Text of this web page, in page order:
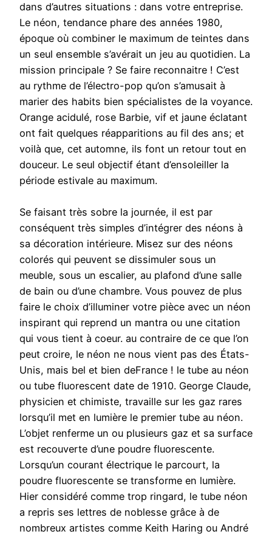
dans d’autres situations : dans votre entreprise.
Le néon, tendance phare des années 1980,
époque où combiner le maximum de teintes dans
un seul ensemble s’avérait un jeu au quotidien. La
mission principale ? Se faire reconnaitre ! C’est
au rythme de l’électro-pop qu’on s’amusait à
marier des habits bien spécialistes de la voyance.
Orange acidulé, rose Barbie, vif et jaune éclatant
ont fait quelques réapparitions au fil des ans; et
voilà que, cet automne, ils font un retour tout en
douceur. Le seul objectif étant d’ensoleiller la
période estivale au maximum.
Se faisant très sobre la journée, il est par
conséquent très simples d’intégrer des néons à
sa décoration intérieure. Misez sur des néons
colorés qui peuvent se dissimuler sous un
meuble, sous un escalier, au plafond d’une salle
de bain ou d’une chambre. Vous pouvez de plus
faire le choix d’illuminer votre pièce avec un néon
inspirant qui reprend un mantra ou une citation
qui vous tient à coeur. au contraire de ce que l’on
peut croire, le néon ne nous vient pas des États-
Unis, mais bel et bien deFrance ! le tube au néon
ou tube fluorescent date de 1910. George Claude,
physicien et chimiste, travaille sur les gaz rares
lorsqu’il met en lumière le premier tube au néon.
L’objet renferme un ou plusieurs gaz et sa surface
est recouverte d’une poudre fluorescente.
Lorsqu’un courant électrique le parcourt, la
poudre fluorescente se transforme en lumière.
Hier considéré comme trop ringard, le tube néon
a repris ses lettres de noblesse grâce à de
nombreux artistes comme Keith Haring ou André